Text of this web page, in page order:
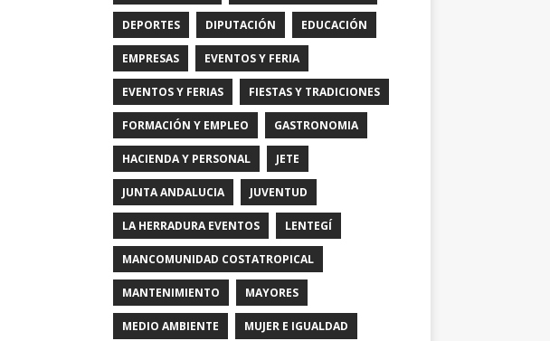
DEPORTES DIPUTACIÓN EDUCACIÓN
EMPRESAS EVENTOS Y FERIA
EVENTOS Y FERIAS FIESTAS Y TRADICIONES
FORMACIÓN Y EMPLEO GASTRONOMIA
HACIENDA Y PERSONAL JETE
JUNTA ANDALUCIA JUVENTUD
LA HERRADURA EVENTOS LENTEGÍ
MANCOMUNIDAD COSTATROPICAL
MANTENIMIENTO MAYORES
MEDIO AMBIENTE MUJER E IGUALDAD